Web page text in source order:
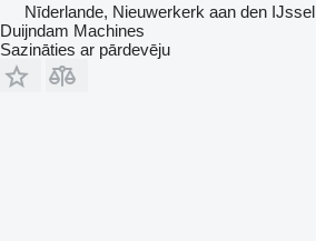
Nīderlande, Nieuwerkerk aan den IJssel
Duijndam Machines
Sazināties ar pārdevēju